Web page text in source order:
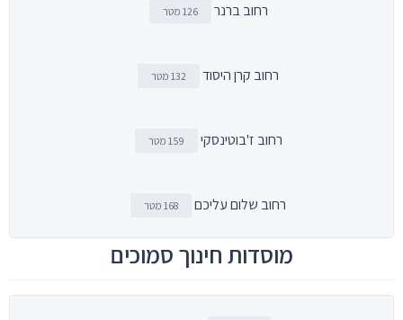
רחוב ברנר 126 מטר
רחוב קרן היסוד 132 מטר
רחוב ז'בוטינסקי 159 מטר
רחוב שלום עליכם 168 מטר
מוסדות חינוך סמוכים